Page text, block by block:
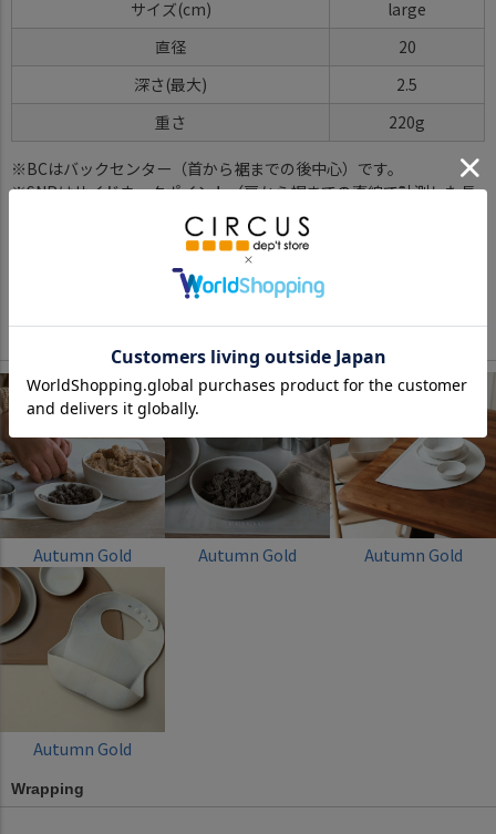
サイズ(cm)
large
直径
20
深さ(最大)
2.5
重さ
220g
※BCはバックセンター（首から裾までの後中心）です。
※SNPはサイドネックポイント（肩から裾までの直線で計測した長
Autumn Gold Autumn Gold Autumn Gold
Autumn Gold
Wrapping